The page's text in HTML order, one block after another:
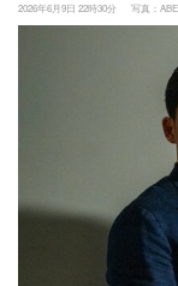
2026年6月9日 22時30分 写真：